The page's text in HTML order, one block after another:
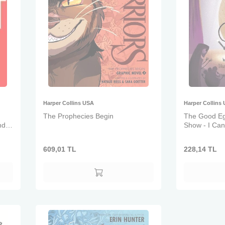
Harper Collins USA
The Prophecies Begin
609,01 TL
Harper Collins
The Good
Show - I
228,14 TL